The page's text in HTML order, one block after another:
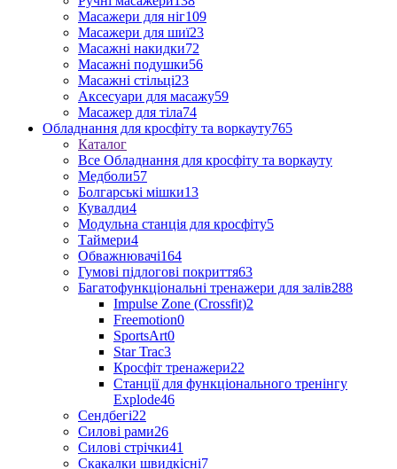
Масажери для ніг109
Масажери для шиї23
Масажні накидки72
Масажні подушки56
Масажні стільці23
Аксесуари для масажу59
Масажер для тіла74
Обладнання для кросфіту та воркауту765
Каталог
Все Обладнання для кросфіту та воркауту
Медболи57
Болгарські мішки13
Кувалди4
Модульна станція для кросфіту5
Таймери4
Обважнювачі164
Гумові підлогові покриття63
Багатофункціональні тренажери для залів288
Impulse Zone (Crossfit)2
Freemotion0
SportsArt0
Star Trac3
Кросфіт тренажери22
Станції для функціонального тренінгу
Explode46
Сендбегі22
Силові рами26
Силові стрічки41
Скакалки швидкісні7